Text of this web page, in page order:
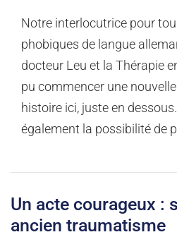
Notre interlocutrice pour
phobiques de langue
docteur Leu et la Thérapie
pu commencer une
histoire ici, juste en
également la possibilité de
Un acte courageux :
ancien traumatisme